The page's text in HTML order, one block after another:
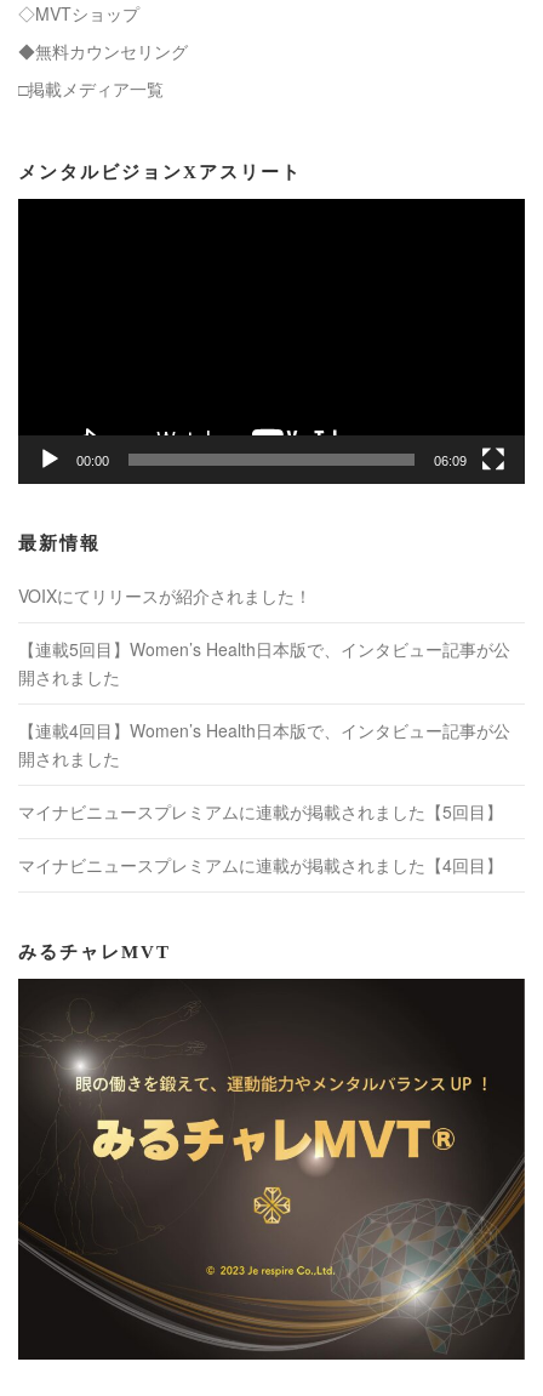
◇MVTショップ
◆無料カウンセリング
□掲載メディア一覧
メンタルビジョンXアスリート
00:00 06:09
最新情報
VOIXにてリリースが紹介されました！
【連載5回目】Women’s Health日本版で、インタビュー記事が公
開されました
【連載4回目】Women’s Health日本版で、インタビュー記事が公
開されました
マイナビニュースプレミアムに連載が掲載されました【5回目】
マイナビニュースプレミアムに連載が掲載されました【4回目】
みるチャレMVT